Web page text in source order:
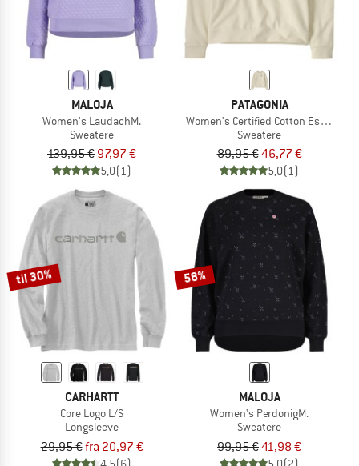
MALOJA
Women's LaudachM.
Sweatere
139,95 € 97,97 €
5,0(1)
PATAGONIA
Women's Certified Cotton Essential
Sweatere
89,95 €46,77 €
5,0(1)
til 30%
CARHARTT
Core Logo L/S
Longsleeve
29,95 €fra 20,97 €
58%
MALOJA
Women's PerdonigM.
Sweatere
99,95 €41,98 €